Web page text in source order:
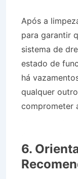
Após a
para garantir
sistema de
estado de
há
qualquer
comprometer
6.